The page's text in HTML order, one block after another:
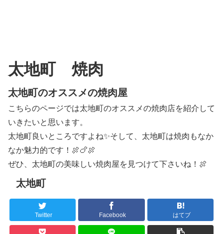
太地町 焼肉
太地町のオススメの焼肉屋
こちらのページでは太地町のオススメの焼肉店を紹介して
いきたいと思います。
太地町良いところですよね✨そして、太地町は焼肉もなか
なか魅力的です！🍖🍗🍖
ぜひ、太地町の美味しい焼肉屋を見つけて下さいね！🍖
太地町
Twitter Facebook はてブ